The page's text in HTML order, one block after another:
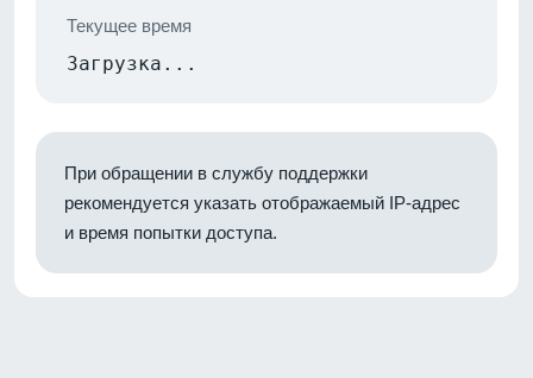
Текущее время
Загрузка...
При обращении в службу поддержки
рекомендуется указать отображаемый IP-адрес
и время попытки доступа.